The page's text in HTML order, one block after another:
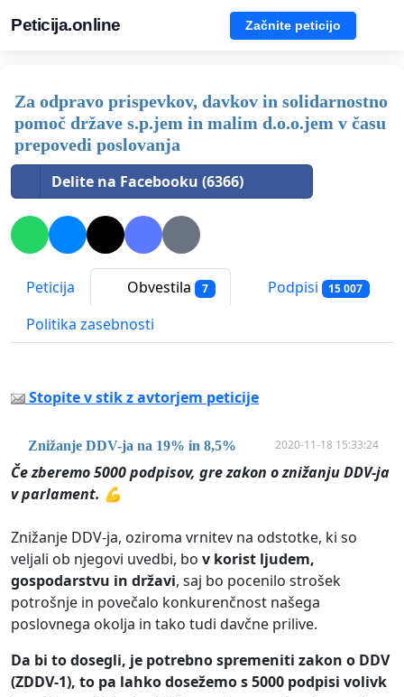
Peticija.online Začnite peticijo
Za odpravo prispevkov, davkov in solidarnostno
pomoč države s.p.jem in malim d.o.o.jem v času
prepovedi poslovanja
Delite na Facebooku (6366)
Peticija Obvestila 7 Podpisi 15 007
Politika zasebnosti
Stopite v stik z avtorjem peticije
Znižanje DDV-ja na 19% in 8,5% 2020-11-18 15:33:24
Če zberemo 5000 podpisov, gre zakon o znižanju DDV-ja
v parlament. 💪
Znižanje DDV-ja, oziroma vrnitev na odstotke, ki so
veljali ob njegovi uvedbi, bo v korist ljudem,
gospodarstvu in državi, saj bo pocenilo strošek
potrošnje in povečalo konkurenčnost našega
poslovnega okolja in tako tudi davčne prilive.
Da bi to dosegli, je potrebno spremeniti zakon o DDV
(ZDDV-1), to pa lahko dosežemo s 5000 podpisi volivk